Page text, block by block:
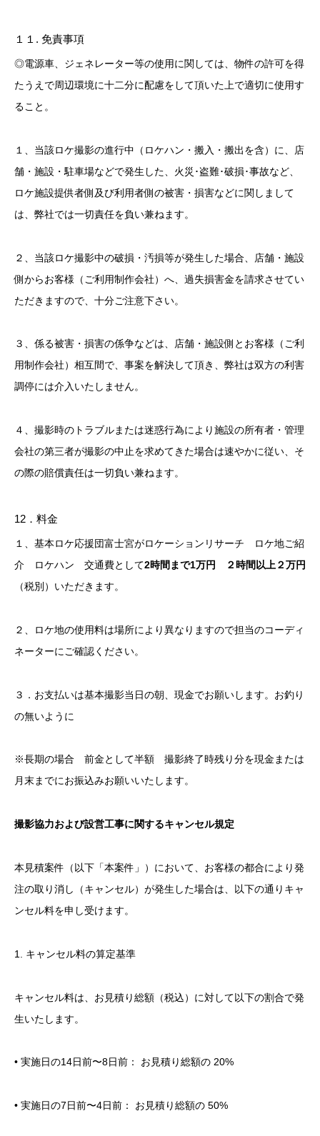
１１. 免責事項
◎電源車、ジェネレーター等の使用に関しては、物件の許可を得
たうえで周辺環境に十二分に配慮をして頂いた上で適切に使用す
ること。
１、当該ロケ撮影の進行中（ロケハン・搬入・搬出を含）に、店
舗・施設・駐車場などで発生した、火災･盗難･破損･事故など、
ロケ施設提供者側及び利用者側の被害・損害などに関しまして
は、弊社では一切責任を負い兼ねます。
２、当該ロケ撮影中の破損・汚損等が発生した場合、店舗・施設
側からお客様（ご利用制作会社）へ、過失損害金を請求させてい
ただきますので、十分ご注意下さい。
３、係る被害・損害の係争などは、店舗・施設側とお客様（ご利
用制作会社）相互間で、事案を解決して頂き、弊社は双方の利害
調停には介入いたしません。
４、撮影時のトラブルまたは迷惑行為により施設の所有者・管理
会社の第三者が撮影の中止を求めてきた場合は速やかに従い、そ
の際の賠償責任は一切負い兼ねます。
12．料金
１、基本ロケ応援団富士宮がロケーションリサーチ ロケ地ご紹
介 ロケハン 交通費として2時間まで1万円 ２時間以上２万円
（税別）いただきます。
２、ロケ地の使用料は場所により異なりますので担当のコーディ
ネーターにご確認ください。
３．お支払いは基本撮影当日の朝、現金でお願いします。お釣り
の無いように
※長期の場合 前金として半額 撮影終了時残り分を現金または
月末までにお振込みお願いいたします。
撮影協力および設営工事に関するキャンセル規定
本見積案件（以下「本案件」）において、お客様の都合により発
注の取り消し（キャンセル）が発生した場合は、以下の通りキャ
ンセル料を申し受けます。
1. キャンセル料の算定基準
キャンセル料は、お見積り総額（税込）に対して以下の割合で発
生いたします。
• 実施日の14日前〜8日前： お見積り総額の 20%
• 実施日の7日前〜4日前： お見積り総額の 50%